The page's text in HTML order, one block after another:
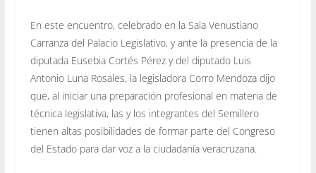
En este encuentro, celebrado en la Sala Venustiano
Carranza del Palacio Legislativo, y ante la presencia de la
diputada Eusebia Cortés Pérez y del diputado Luis
Antonio Luna Rosales, la legisladora Corro Mendoza dijo
que, al iniciar una preparación profesional en materia de
técnica legislativa, las y los integrantes del Semillero
tienen altas posibilidades de formar parte del Congreso
del Estado para dar voz a la ciudadanía veracruzana.